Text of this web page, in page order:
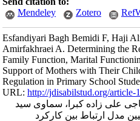
Mendeley
Zotero
Esfandiyari Bagh Bemidi F, Haji
Amirfakhraei A. Determining the
Family Function, Marital
Support of Mothers with Their
Regulation in Primary School
URL:http://jdisabilstud.org/
علی زاده کبرا، سماوی سید
مدل ارتباط بین کارکرد